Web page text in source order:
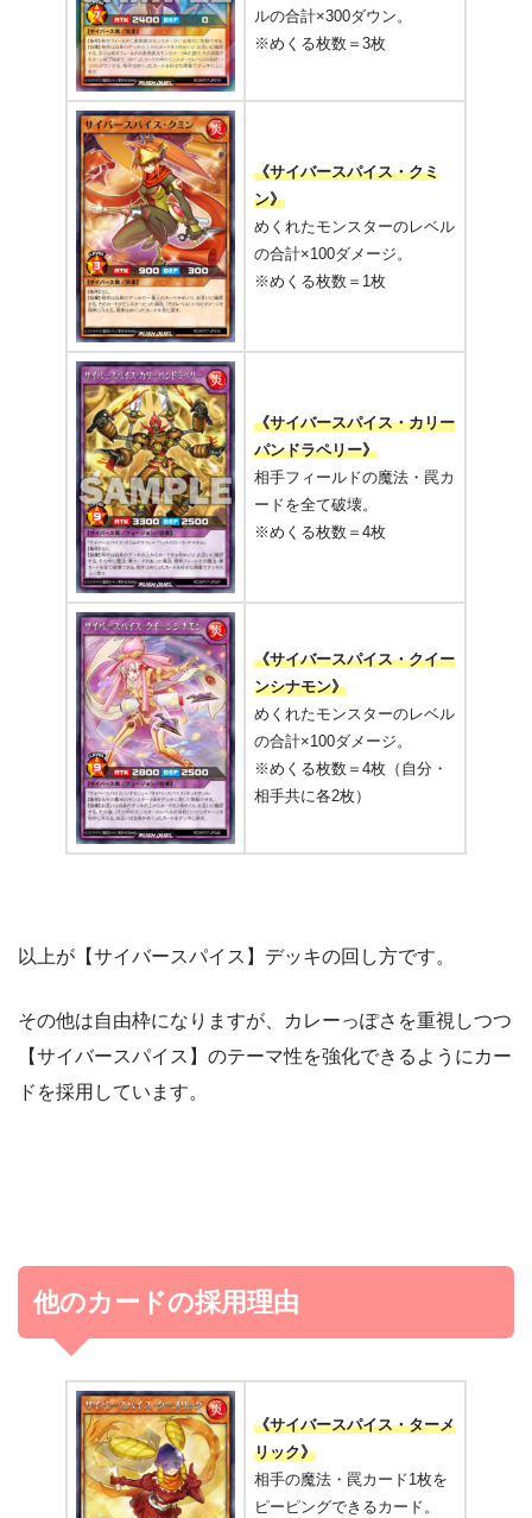
ルの合計×300ダウン。
※めくる枚数＝3枚
《サイバースパイス・クミ
ン》
めくれたモンスターのレベル
の合計×100ダメージ。
※めくる枚数＝1枚
《サイバースパイス・カリー
パンドラペリー》
相手フィールドの魔法・罠カ
ードを全て破壊。
※めくる枚数＝4枚
《サイバースパイス・クイー
ンシナモン》
めくれたモンスターのレベル
の合計×100ダメージ。
※めくる枚数＝4枚（自分・
相手共に各2枚）
以上が【サイバースパイス】デッキの回し方です。
その他は自由枠になりますが、カレーっぽさを重視しつつ
【サイバースパイス】のテーマ性を強化できるようにカー
ドを採用しています。
他のカードの採用理由
《サイバースパイス・ターメ
リック》
相手の魔法・罠カード1枚を
ピーピングできるカード。